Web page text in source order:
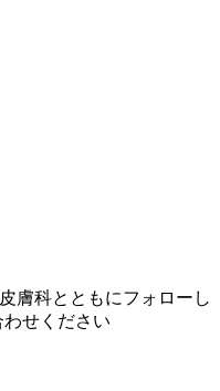
膚科とともにフォローし
せください